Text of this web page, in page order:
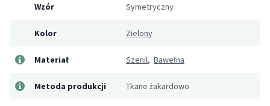
Wzór Symetryczny
Kolor Zielony
Materiał Szenil, Bawełna
Metoda produkcji Tkane żakardowo